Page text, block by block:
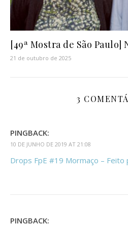
[49ª Mostra de São Paulo]
21 de outubro de 2025
3
PINGBACK:
10 DE JUNHO DE 2019 AT 21:08
Drops FpE #19 Mormaço – Feito
PINGBACK: